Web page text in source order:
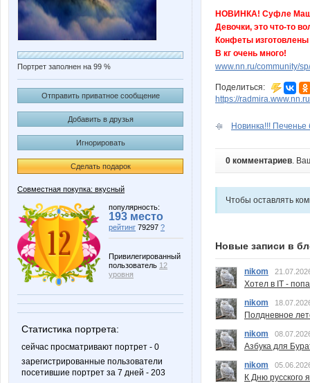
Портрет заполнен на 99 %
Отправить приватное сообщение
Добавить в друзья
Игнорировать
Сделать подарок
Совместная покупка: вкусный
популярность:
193 место
рейтинг 79297 ?
Привилегированный
пользователь 12
уровня
Статистика портрета:
сейчас просматривают портрет - 0
зарегистрированные пользователи
посетившие портрет за 7 дней - 203
НОВИНКА! Суфле
Девочки, это что-то
Конфеты
В кг очень много!
www.nn.ru/community/
Поделиться:
https://
Новинка!!! Печенье
0 комментариев.
Чтобы оставлять
Новые записи в
nikom
Хотел в IT -
nikom
Полдневное
nikom
Азбука для
nikom
К Дню русского